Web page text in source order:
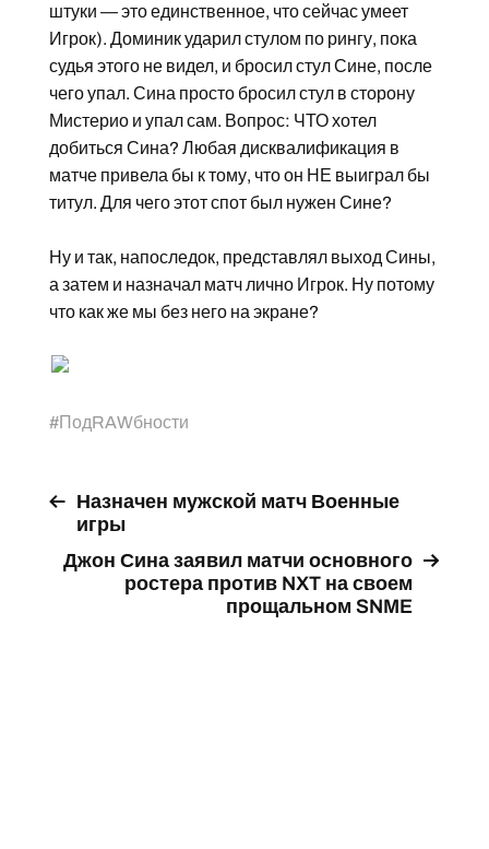
штуки — это единственное, что сейчас умеет
Игрок). Доминик ударил стулом по рингу, пока
судья этого не видел, и бросил стул Сине, после
чего упал. Сина просто бросил стул в сторону
Мистерио и упал сам. Вопрос: ЧТО хотел
добиться Сина? Любая дисквалификация в
матче привела бы к тому, что он НЕ выиграл бы
титул. Для чего этот спот был нужен Сине?
Ну и так, напоследок, представлял выход Сины,
а затем и назначал матч лично Игрок. Ну потому
что как же мы без него на экране?
#ПодRAWбности
Назначен мужской матч Военные
игры
Джон Сина заявил матчи основного
ростера против NXT на своем
прощальном SNME